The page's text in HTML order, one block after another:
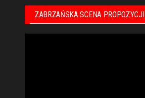
ZABRZAŃSKA SCENA PROPOZYCJI